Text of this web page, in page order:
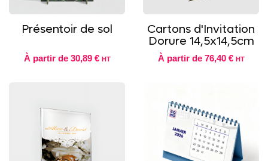
Présentoir de sol
À partir de 30,89 € HT
Cartons d'Invitation
Dorure 14,5x14,5cm
À partir de 76,40 € HT